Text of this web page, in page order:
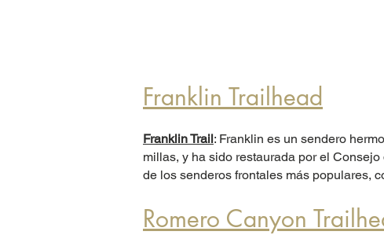
Franklin Trailhead
Franklin Trail: Franklin es un sendero
millas, y ha sido restaurada por el
de los senderos frontales más populares,
Romero Canyon